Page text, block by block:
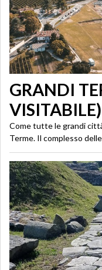
GRANDI
VISITABILE)
Come tutte le grandi
Terme. Il complesso delle